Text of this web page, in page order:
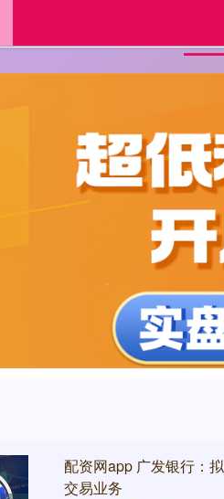
配资网app 广发银行：
交易业务